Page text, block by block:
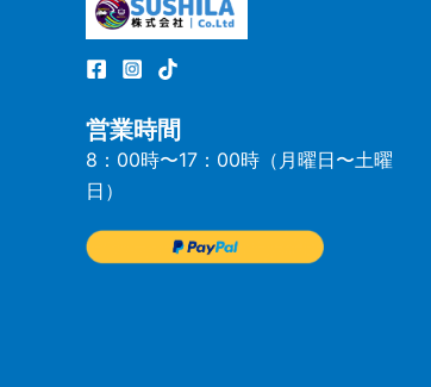
営業時間
8：00時〜17：00時（月曜日〜土曜
日）